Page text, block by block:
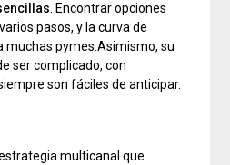
. Encontrar opciones
pasos, y la curva de
muchas pymes.Asimismo, su
ser complicado, con
son fáciles de anticipar.
multicanal que